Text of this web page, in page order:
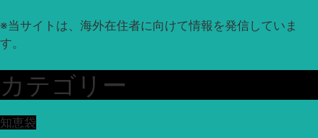
※当サイトは、海外在住者に向けて情報を発信していま
す。
カテゴリー
知恵袋